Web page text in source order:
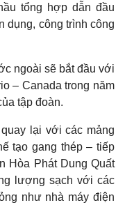
CUỘC ĐUA
TRA
LIỆU TĂNG MẠNH
SME
BÁN LẺ
LƯỢNG TÀI SẢN TỐT
tổng hợp dẫn đầu
dụng, công trình công
ngoài sẽ bắt đầu với
– Canada trong năm
tập đoàn.
lại với các mảng
tạo gang thép – tiếp
Hòa Phát Dung Quất
lượng sạch với các
như nhà máy điện